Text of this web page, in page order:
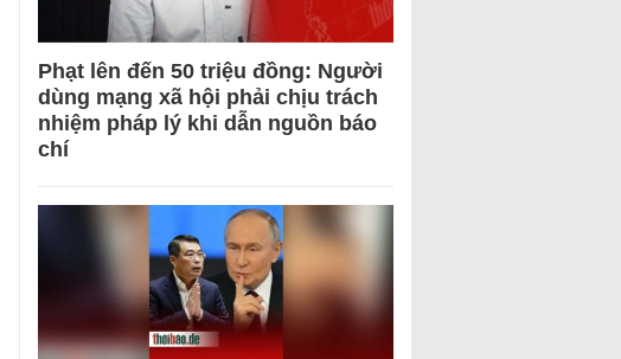
Phạt lên đến 50 triệu đồng: Người
dùng mạng xã hội phải chịu trách
nhiệm pháp lý khi dẫn nguồn báo
chí